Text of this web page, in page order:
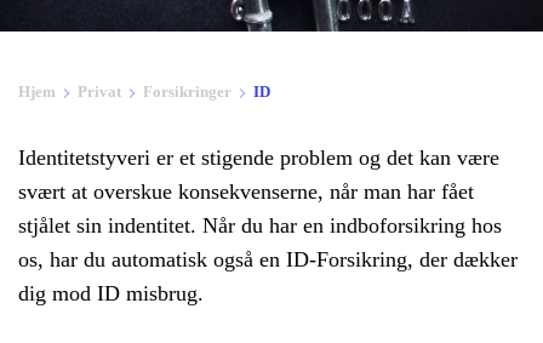
Hjem Privat Forsikringer ID
Identitetstyveri er et stigende problem og det kan være
svært at overskue konsekvenserne, når man har fået
stjålet sin indentitet. Når du har en indboforsikring hos
os, har du automatisk også en ID-Forsikring, der dækker
dig mod ID misbrug.